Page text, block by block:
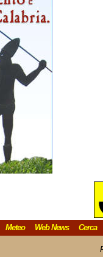
Meteo Web News
Cerca